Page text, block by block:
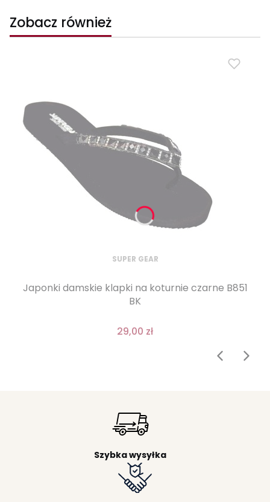
Zobacz również
SUPER GEAR
Japonki damskie klapki na koturnie czarne B851
BK
29,00 zł
Szybka wysyłka